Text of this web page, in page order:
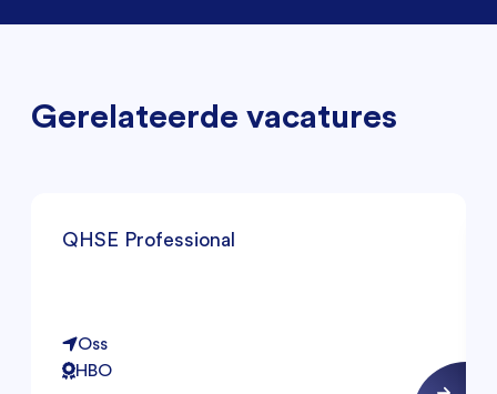
Gerelateerde vacatures
QHSE Professional
Oss
HBO